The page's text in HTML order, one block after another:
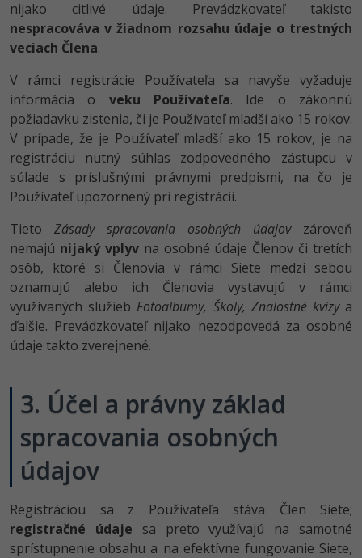
nijako citlivé údaje. Prevádzkovateľ takisto
nespracováva v žiadnom rozsahu údaje o trestných
veciach Člena.
V rámci registrácie Používateľa sa navyše vyžaduje
informácia o veku Používateľa. Ide o zákonnú
požiadavku zistenia, či je Používateľ mladší ako 15 rokov.
V prípade, že je Používateľ mladší ako 15 rokov, je na
registráciu nutný súhlas zodpovedného zástupcu v
súlade s príslušnými právnymi predpismi, na čo je
Používateľ upozornený pri registrácii.
Tieto Zásady spracovania osobných údajovzároveň
nemajú nijaký vplyvna osobné údaje Členov či tretích
osôb, ktoré si Členovia v rámci Siete medzi sebou
oznamujú alebo ich Členovia vystavujú v rámci
využívaných služieb Fotoalbumy, Školy, Znalostné kvízya
ďalšie. Prevádzkovateľ nijako nezodpovedá za osobné
údaje takto zverejnené.
3. Účel a právny základ
spracovania osobných
údajov
Registráciou sa z Používateľa stáva Člen Siete;
registračné údaje sa preto využívajú na samotné
sprístupnenie obsahu a na efektívne fungovanie Siete,